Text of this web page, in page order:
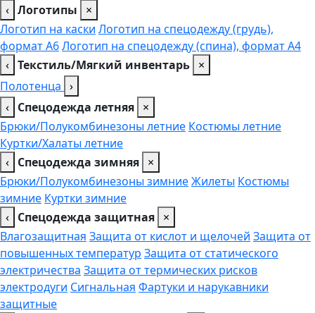
‹ Логотипы
×
Логотип на каски Логотип на спецодежду (грудь),
формат А6Логотип на спецодежду (спина), формат А4
‹ Текстиль/Мягкий инвентарь ×
Полотенца ›
‹ Спецодежда летняя ×
Брюки/Полукомбинезоны летние Костюмы летние
Куртки/Халаты летние
‹ Спецодежда зимняя ×
Брюки/Полукомбинезоны зимниеЖилеты Костюмы
зимние Куртки зимние
‹ Спецодежда защитная ×
Влагозащитная Защита от кислот и щелочей Защита от
повышенных температур Защита от статического
электричества Защита от термических рисков
электродуги Сигнальная Фартуки и нарукавники
защитные